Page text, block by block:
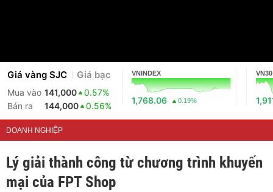
Giá vàng SJC Giá bạc
Mua vào 141,000
0.57%
Bán ra
144,000 0.56%
VNINDEX
1,768.06 0.19%
VN30
DOANH NGHIỆP
Lý giải thành công từ chương trình khuyến
mại của FPT Shop